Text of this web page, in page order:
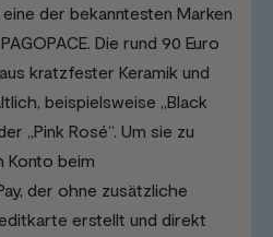
der bekanntesten Marken
Die rund 90 Euro
kratzfester Keramik und
beispielsweise „Black
„Pink Rosé“. Um sie zu
Konto beim
der ohne zusätzliche
erstellt und direkt